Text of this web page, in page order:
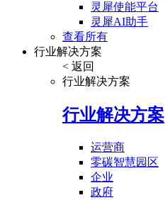
灵犀使能平台
灵犀AI助手
查看所有
行业解决方案
< 返回
行业解决方案
行业解决方案
运营商
零碳智慧园区
企业
政府